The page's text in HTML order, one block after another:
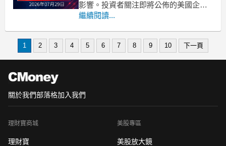
影響。投資者關注即將公佈的美國企業
財報與聯準會利率決策。 .badgeprice-
display: flex !important;
gap: 1rem !import
繼續閱讀...
1 2 3 4 5 6 7 8 9 10 下一頁
關於我們部落格加入我們
理財寶商城
理財寶
美股專區
美股放大鏡